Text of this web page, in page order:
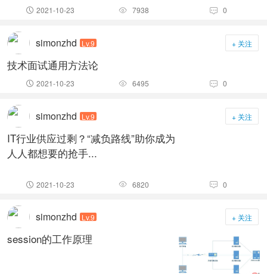
 2021-10-23  7938  0
simonzhd Lv.9 + 关注
技术面试通用方法论
 2021-10-23  6495  0
simonzhd Lv.9 + 关注
IT行业供应过剩？“减负路线”助你成为
人人都想要的抢手...
 2021-10-23  6820  0
simonzhd Lv.9 + 关注
session的工作原理